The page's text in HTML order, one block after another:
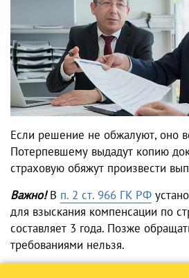
Если решение не обжалуют, оно
Потерпевшему выдадут копию
страховую обяжут произвести
Важно!В п. 2 ст. 966 ГК РФ
для взыскания компенсации по
составляет 3 года. Позже
требованиями нельзя.